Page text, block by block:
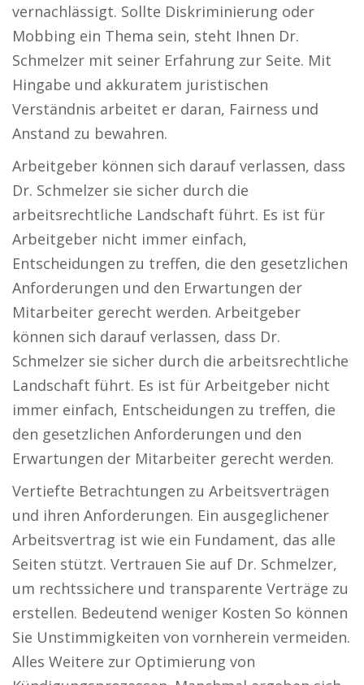
vernachlässigt. Sollte Diskriminierung oder
Mobbing ein Thema sein, steht Ihnen Dr.
Schmelzer mit seiner Erfahrung zur Seite. Mit
Hingabe und akkuratem juristischen
Verständnis arbeitet er daran, Fairness und
Anstand zu bewahren.
Arbeitgeber können sich darauf verlassen, dass
Dr. Schmelzer sie sicher durch die
arbeitsrechtliche Landschaft führt. Es ist für
Arbeitgeber nicht immer einfach,
Entscheidungen zu treffen, die den gesetzlichen
Anforderungen und den Erwartungen der
Mitarbeiter gerecht werden. Arbeitgeber
können sich darauf verlassen, dass Dr.
Schmelzer sie sicher durch die arbeitsrechtliche
Landschaft führt. Es ist für Arbeitgeber nicht
immer einfach, Entscheidungen zu treffen, die
den gesetzlichen Anforderungen und den
Erwartungen der Mitarbeiter gerecht werden.
Vertiefte Betrachtungen zu Arbeitsverträgen
und ihren Anforderungen. Ein ausgeglichener
Arbeitsvertrag ist wie ein Fundament, das alle
Seiten stützt. Vertrauen Sie auf Dr. Schmelzer,
um rechtssichere und transparente Verträge zu
erstellen. Bedeutend weniger Kosten So können
Sie Unstimmigkeiten von vornherein vermeiden.
Alles Weitere zur Optimierung von